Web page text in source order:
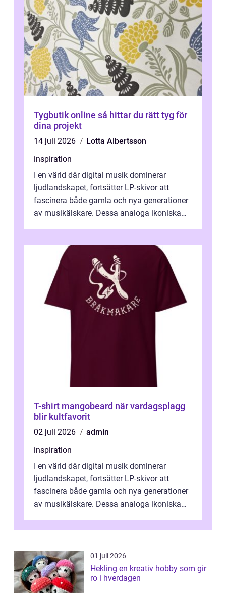
Tygbutik online så hittar du rätt tyg för
dina projekt
14 juli 2026
Lotta Albertsson
inspiration
I en värld där digital musik dominerar
ljudlandskapet, fortsätter LP-skivor att
fascinera både gamla och nya generationer
av musikälskare. Dessa analoga ikoniska
T-shirt mangobeard när vardagsplagg
blir kultfavorit
02 juli 2026
admin
inspiration
I en värld där digital musik dominerar
ljudlandskapet, fortsätter LP-skivor att
fascinera både gamla och nya generationer
av musikälskare. Dessa analoga ikoniska
01 juli 2026
Hekling en kreativ hobby som gir
ro i hverdagen